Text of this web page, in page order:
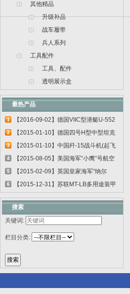
其他精品
升级补品
战车履带
兵人系列
工具配件
工具、配件
透明展示盒
最热产品
1
【2016-09-02】德国VIIC型潜艇U-552
06801
2
【2015-01-10】德国四号H型中型坦克
00920
3
【2015-01-10】中国歼-15战斗机(起飞
甲板...
4
【2015-08-05】美国海军“小鹰”号航空
母...
5
【2015-02-09】英国皇家海军“纳尔
逊”号...
6
【2015-12-31】苏联MT-LB多用途装甲
运输车...
搜索
关键词:
栏目分类: